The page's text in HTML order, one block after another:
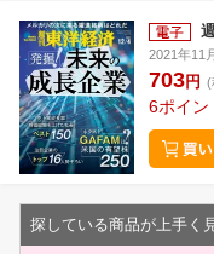
2021年11
703円 (
6ポイン
探している商品が上手く